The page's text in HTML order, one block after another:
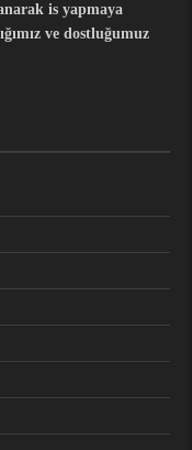
is yapmaya
ve dostluğumuz